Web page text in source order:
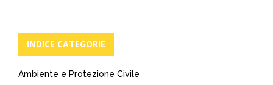
INDICE CATEGORIE
Ambiente e Protezione Civile